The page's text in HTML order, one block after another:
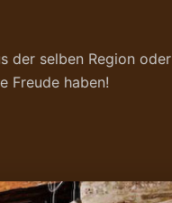
der selben Region
Freude haben!